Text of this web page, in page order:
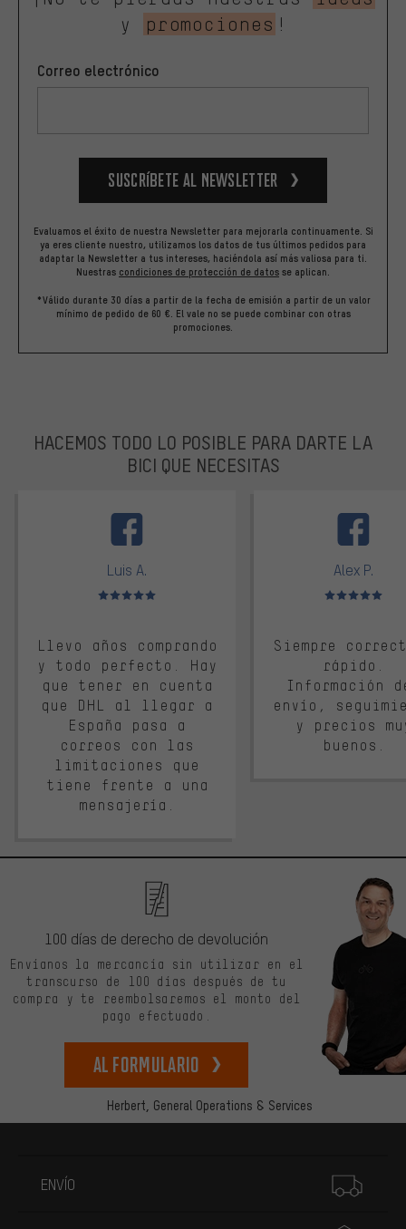
y
promociones !
Correo electrónico
Suscríbete al newsletter
Evaluamos el éxito de nuestra Newsletter para mejorarla continuamente. Si
ya eres cliente nuestro, utilizamos los datos de tus últimos pedidos para
adaptar la Newsletter a tus intereses, haciéndola así más valiosa para ti.
Nuestras condiciones de protección de datos se aplican.
*Válido durante 30 días a partir de la fecha de emisión a partir de un valor
mínimo de pedido de 60 €. El vale no se puede combinar con otras
promociones.
HACEMOS TODO LO POSIBLE PARA DARTE LA
BICI QUE NECESITAS
Luis A.
Valoración media: 5 de 5
Llevo años comprando
y todo perfecto. Hay
que tener en cuenta
que DHL al llegar a
España pasa a
correos con las
limitaciones que
tiene frente a una
mensajería.
Alex P.
Valoración
Siempre
rápido.
Información
envío,
y precios
buenos.
Herbert, General Operations & Services
100 días de derecho de devolución
Envíanos la mercancía sin utilizar en el
transcurso de 100 días después de tu
compra y te reembolsaremos el monto del
pago efectuado.
Al formulario
ENVÍO